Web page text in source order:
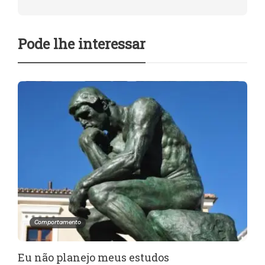
Pode lhe interessar
Comportamento
Eu não planejo meus estudos